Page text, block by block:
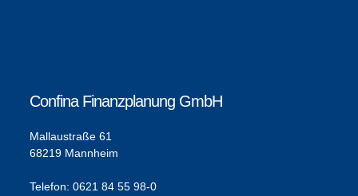
Confina Finanzplanung GmbH
Mallaustraße 61
68219 Mannheim
Telefon: 0621 84 55 98-0